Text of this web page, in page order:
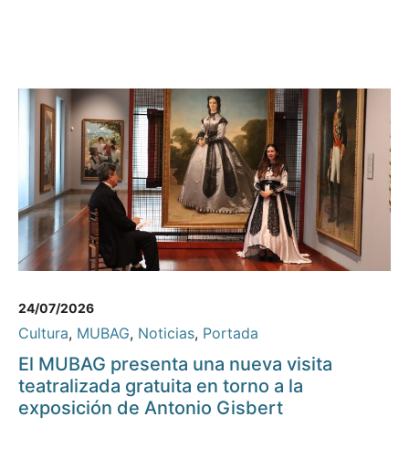
24/07/2026
Cultura, MUBAG, Noticias, Portada
El MUBAG presenta una nueva visita
teatralizada gratuita en torno a la
exposición de Antonio Gisbert